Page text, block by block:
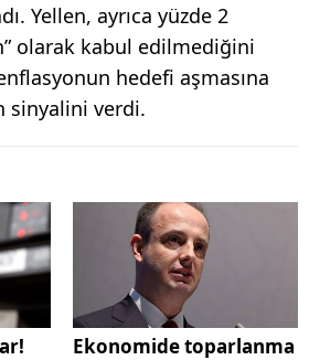
Yellen, ayrıca yüzde 2
olarak kabul edilmediğini
hedefi aşmasına
sinyalini verdi.
Ekonomide toparlanma